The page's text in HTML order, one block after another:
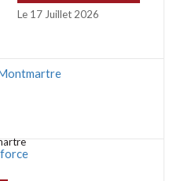
Le 17 Juillet 2026